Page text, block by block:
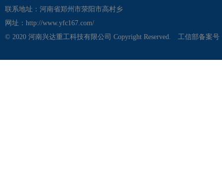
联系地址：河南省郑州市荥阳市高村乡
网址：http://www.yfc167.com/
© 2020 河南兴达重工科技有限公司 Copyright Reserved. 工信部备案号